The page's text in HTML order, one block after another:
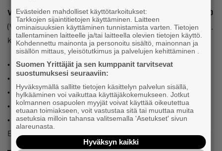
Varsinainen ohjelma alkaa klo 9 ja lopetellaan noin klo 10.30
(Varsinainen ohjelma on Taste-tilassa ravintolan vieressä, 1.
kerros)
• Hyvää huomenta!
• Tullaan tutuiksi, kerro yrityksestäsi ja itsestäsi.
• Vantaan Yrittäjien toiminta
• Suomen Yrittäjien toiminta
• Äänessä yhteistyökumppanit. Yhteistyökumppaneina
Elisa, Fennia ja Työeläkeyhtiö Elo.
Evästeiden mahdolliset käyttötarkoitukset:
Tarkkojen sijaintitietojen käyttäminen. Laitteen
ominaisuuksien käyttäminen tunnistamista varten. Tietojen
tallentaminen laitteelle ja/tai laitteella olevien tietojen käyttö.
Kohdennettu mainonta ja personoitu sisältö, mainonnan ja
sisällön mittaus, yleisötutkimus ja palvelujen kehittäminen .
Suomen Yrittäjät ja sen kumppanit tarvitsevat
suostumuksesi seuraaviin:
Hyväksymällä sallitte tietojen käsittelyn palvelun sisällä,
hylkääminen voi vaikuttaa käyttäjäkokemukseen. Jotkut
kolmannen osapuolen myyjät voivat käyttää oikeutettua
etuaan toimiakseen, voit vastustaa sitä tai muuttaa muita
asetuksia milloin tahansa valitsemalla 'Asetukset' sivun
alareunasta.
Hyväksyn kaikki